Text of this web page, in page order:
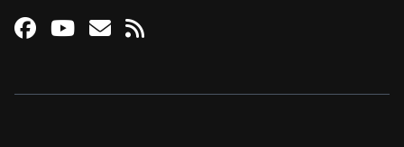
Facebook
Youtube
Email
RSS